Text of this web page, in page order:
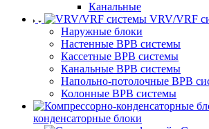
Канальные
VRV/VRF
Наружные блоки
Настенные ВРВ системы
Кассетные ВРВ системы
Канальные ВРВ системы
Напольно-потолочные ВРВ
Колонные ВРВ системы
конденсаторные блоки